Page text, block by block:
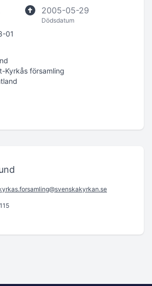
2005-05-29
Dödsdatum
01
Kyrkås församling